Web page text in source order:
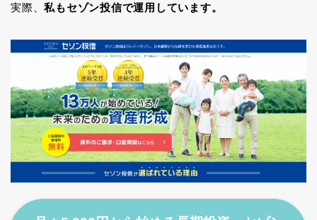
実際、私もセゾン投信で運用しています。